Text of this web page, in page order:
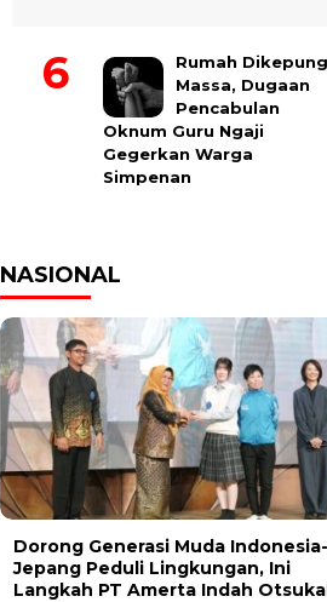
Rumah Dikepung
Massa, Dugaan
Pencabulan
Oknum Guru Ngaji
Gegerkan Warga
Simpenan
NASIONAL
Dorong Generasi Muda Indonesia-
Jepang Peduli Lingkungan, Ini
Langkah PT Amerta Indah